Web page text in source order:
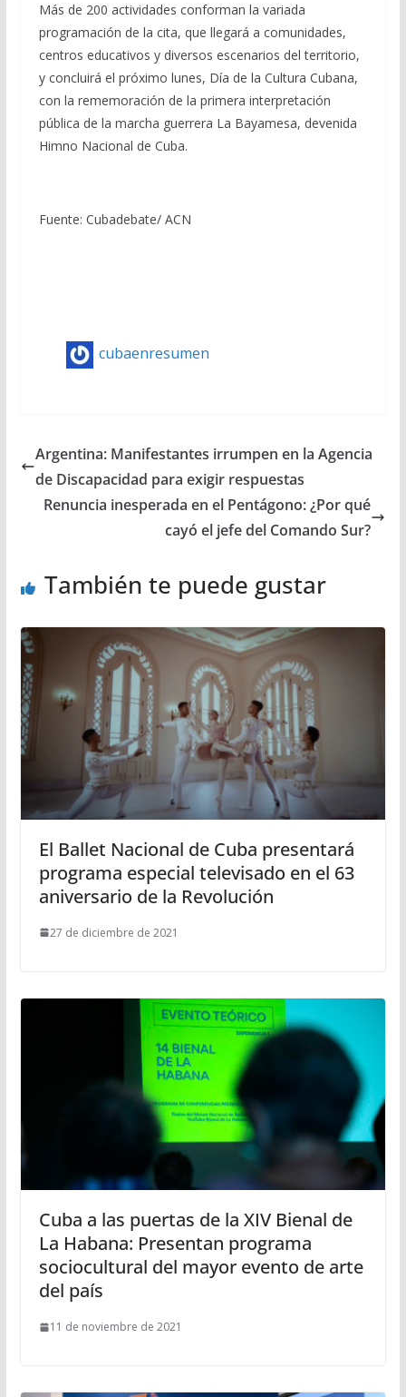
Más de 200 actividades conforman la variada
programación de la cita, que llegará a comunidades,
centros educativos y diversos escenarios del territorio,
y concluirá el próximo lunes, Día de la Cultura Cubana,
con la rememoración de la primera interpretación
pública de la marcha guerrera La Bayamesa, devenida
Himno Nacional de Cuba.
Fuente: Cubadebate/ ACN
cubaenresumen
Argentina: Manifestantes irrumpen en la Agencia
de Discapacidad para exigir respuestas
Renuncia inesperada en el Pentágono: ¿Por qué
cayó el jefe del Comando Sur?
También te puede gustar
El Ballet Nacional de Cuba presentará
programa especial televisado en el 63
aniversario de la Revolución
27 de diciembre de 2021
Cuba a las puertas de la XIV Bienal de
La Habana: Presentan programa
sociocultural del mayor evento de arte
del país
11 de noviembre de 2021